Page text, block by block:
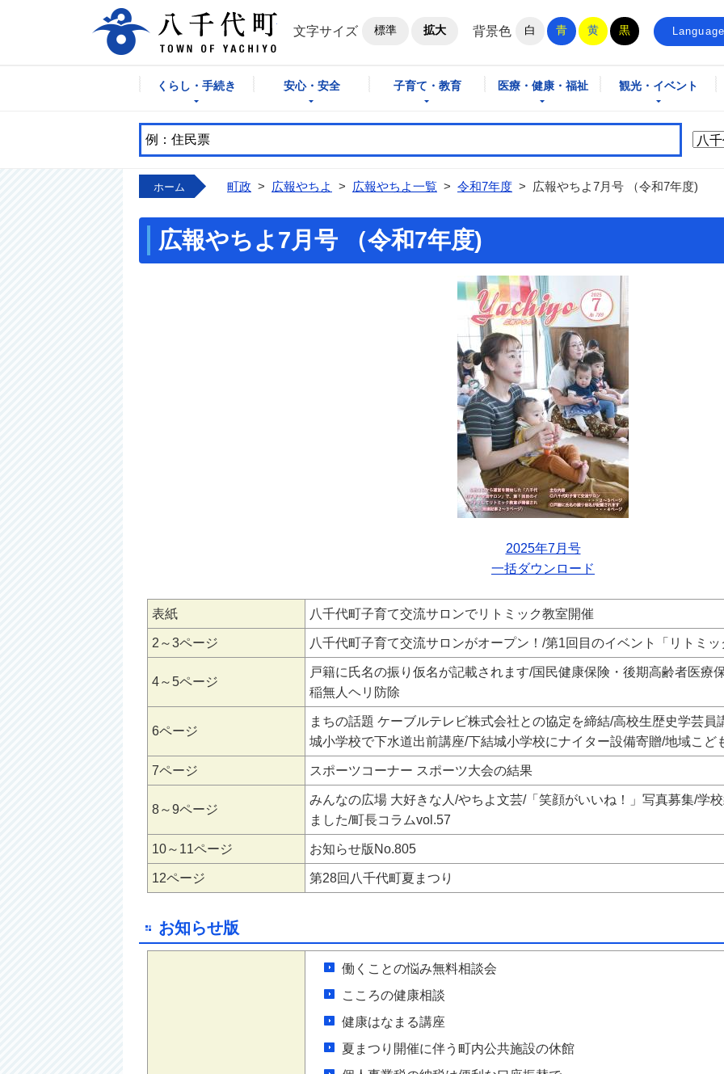
八千代町公式ホームページ
文字サイズ
標準 拡大 背景色 白 青 黄 黒
くらし・手続き 安心・安全 子育て・教育 医療・健康・福祉 観光・イベント
ホーム 町政 > 広報やちよ > 広報やちよ一覧 > 令和7年度 > 広報やちよ7月号 （令和7年度)
広報やちよ7月号 （令和7年度)
2025年7月号
一括ダウンロード
表紙 八千代町子育て交流サロンでリトミック教室開催
2～3ページ 八千代町子育て交流サロンがオープン！/第1回目のイベント「リトミ
4～5ページ
戸籍に氏名の振り仮名が記載されます/国民健康保険・後期高齢者医療
稲無人ヘリ防除
6ページ
まちの話題 ケーブルテレビ株式会社との協定を締結/高校生歴史学芸
城小学校で下水道出前講座/下結城小学校にナイター設備寄贈/地域こど
7ページ スポーツコーナー スポーツ大会の結果
8～9ページ
みんなの広場 大好きな人/やちよ文芸/「笑顔がいいね！」写真募集/学
ました/町長コラムvol.57
10～11ページ お知らせ版No.805
12ページ 第28回八千代町夏まつり
お知らせ版
働くことの悩み無料相談会
こころの健康相談
健康はなまる講座
夏まつり開催に伴う町内公共施設の休館